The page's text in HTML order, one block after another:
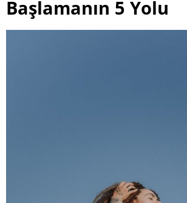
Başlamanın 5 Yolu